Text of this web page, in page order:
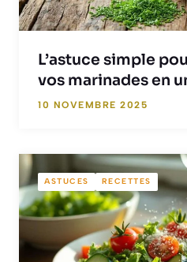
L’astuce simple
vos marinades en
10 NOVEMBRE 2025
ASTUCES RECETTES